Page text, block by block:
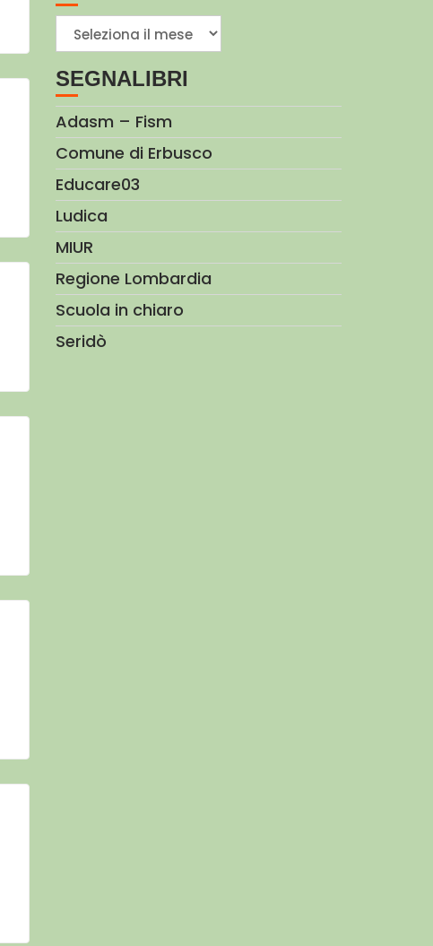
Archivi
SEGNALIBRI
Adasm – Fism
Comune di Erbusco
Educare03
Ludica
MIUR
Regione Lombardia
Scuola in chiaro
Seridò